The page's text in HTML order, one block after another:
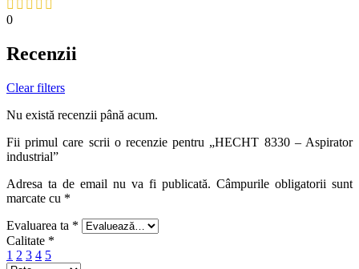
0
Recenzii
Clear filters
Nu există recenzii până acum.
Fii primul care scrii o recenzie pentru „HECHT 8330 – Aspirator
industrial”
Adresa ta de email nu va fi publicată. Câmpurile obligatorii sunt
marcate cu *
Evaluarea ta *
Calitate *
1 2 3 4 5